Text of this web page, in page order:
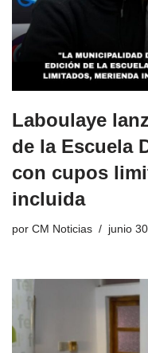
Laboulaye
de la Escuela
con cupos
incluida
por CM Noticias junio